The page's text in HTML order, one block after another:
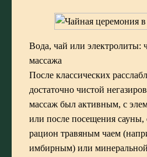
Вода, чай или электролиты:
массажа
После классических
достаточно чистой
массаж был активным, с
или после посещения сауны,
рацион травяным чаем
имбирным) или минеральной